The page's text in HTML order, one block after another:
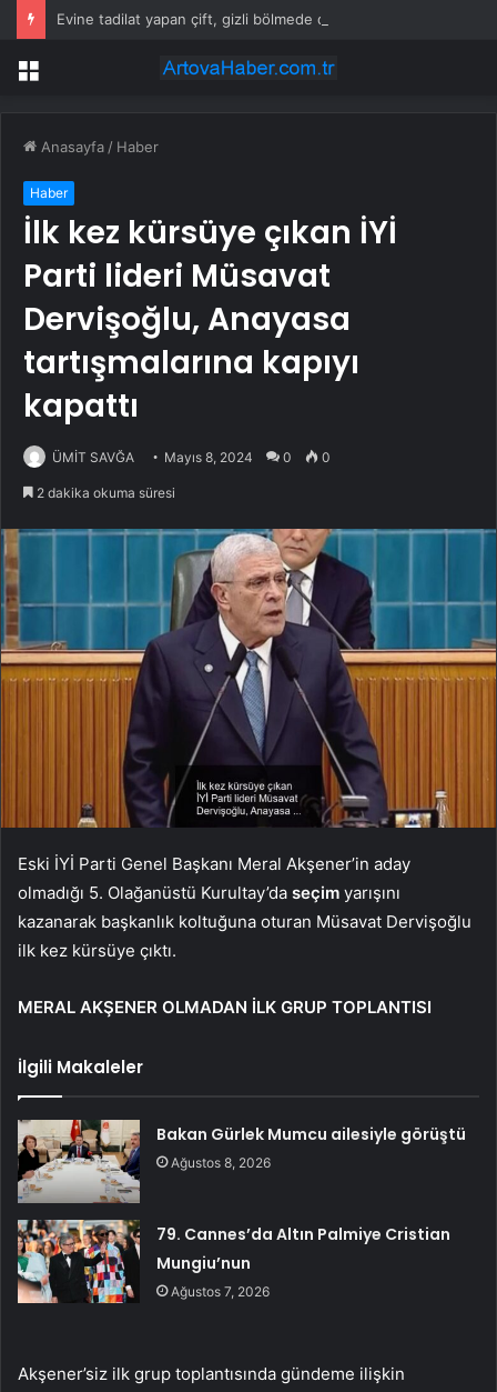
Menü
Anasayfa / Haber
Haber
İlk kez kürsüye çıkan İYİ
Parti lideri Müsavat
Dervişoğlu, Anayasa
tartışmalarına kapıyı
kapattı
ÜMİT SAVĞA Mayıs 8, 2024 0 0
2 dakika okuma süresi
Eski İYİ Parti Genel Başkanı Meral Akşener’in aday
olmadığı 5. Olağanüstü Kurultay’da seçim yarışını
kazanarak başkanlık koltuğuna oturan Müsavat Dervişoğlu
ilk kez kürsüye çıktı.
MERAL AKŞENER OLMADAN İLK GRUP TOPLANTISI
İlgili Makaleler
Bakan Gürlek Mumcu ailesiyle görüştü
Ağustos 8, 2026
79. Cannes’da Altın Palmiye Cristian
Mungiu’nun
Ağustos 7, 2026
Akşener’siz ilk grup toplantısında gündeme ilişkin